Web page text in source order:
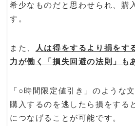
希少なものだと思わせられ、購
す。
また、
人は得をするより損をす
力が働く「損失回避の法則」も
「○時間限定値引き」のような
購入するのを逃したら損をする
につなげることが可能です。